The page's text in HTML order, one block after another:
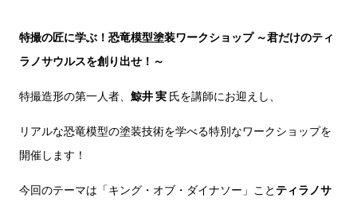
特撮の匠に学ぶ！恐竜模型塗装ワークショップ ～君だけのティ
ラノサウルスを創り出せ！～
特撮造形の第一人者、 鯨井 実 氏を講師にお迎えし、
リアルな恐竜模型の塗装技術を学べる特別なワークショップを
開催します！
今回のテーマは「キング・オブ・ダイナソー」こと ティラノサ